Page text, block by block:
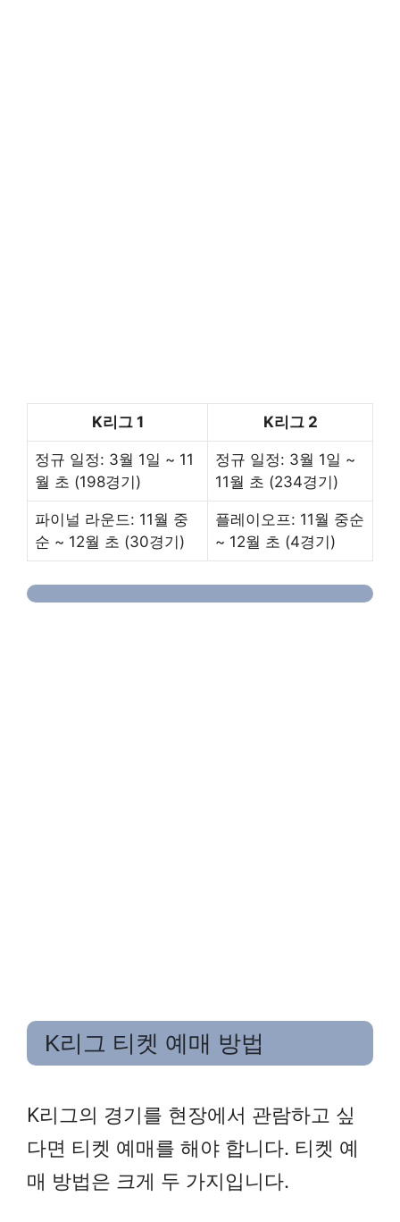
K리그 1 K리그 2
정규 일정: 3월 1일 ~ 11
월 초 (198경기)
정규 일정: 3월 1일 ~
11월 초 (234경기)
파이널 라운드: 11월 중
순 ~ 12월 초 (30경기)
플레이오프: 11월 중순
~ 12월 초 (4경기)
K리그 티켓 예매 방법
K리그의 경기를 현장에서 관람하고 싶
다면 티켓 예매를 해야 합니다. 티켓 예
매 방법은 크게 두 가지입니다.